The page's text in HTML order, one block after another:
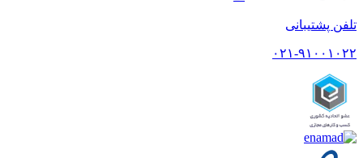
تلفن پشتیبانی
۰۲۱-۹۱۰۰۱۰۲۲